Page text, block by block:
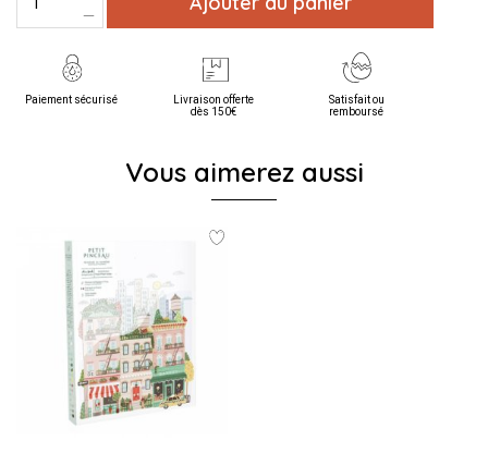
Paiement sécurisé
Livraison offerte
dès 150€
Satisfait ou
remboursé
Vous aimerez aussi